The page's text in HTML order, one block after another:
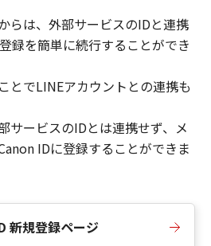
らは、外部サービスのIDと連携
録を簡単に続行することができ
とでLINEアカウントとの連携も
ービスのIDとは連携せず、メ
IDに登録することができま
新規登録ページ